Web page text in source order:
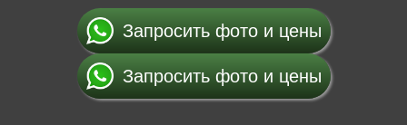
Запросить фото и цены
Запросить фото и цены